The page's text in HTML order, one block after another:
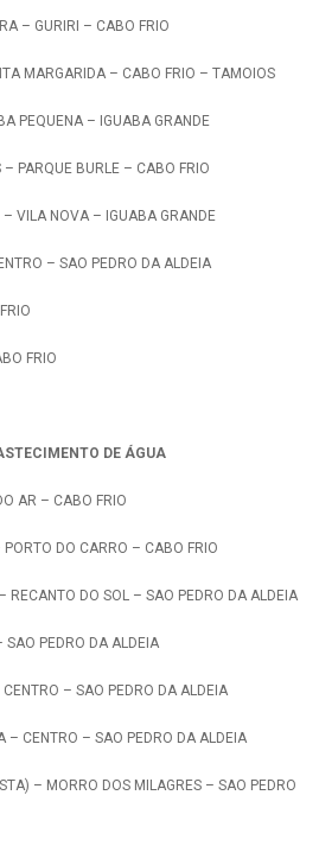
– GURIRI – CABO FRIO
MARGARIDA – CABO FRIO – TAMOIOS
PEQUENA – IGUABA GRANDE
– PARQUE BURLE – CABO FRIO
– VILA NOVA – IGUABA GRANDE
– SAO PEDRO DA ALDEIA
FRIO
DE ÁGUA
AR – CABO FRIO
DO CARRO – CABO FRIO
RECANTO DO SOL – SAO PEDRO DA ALDEIA
SAO PEDRO DA ALDEIA
– SAO PEDRO DA ALDEIA
– CENTRO – SAO PEDRO DA ALDEIA
– MORRO DOS MILAGRES – SAO PEDRO